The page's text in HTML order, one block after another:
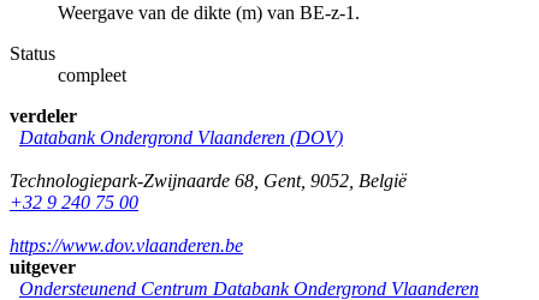
Weergave van de dikte (m) van BE-z-1.
Status
compleet
verdeler
Databank Ondergrond Vlaanderen (DOV)
Technologiepark-Zwijnaarde 68 Gent, 9052 België
+32 9 240 75 00
https://www.dov.vlaanderen.be
uitgever
Ondersteunend Centrum Databank Ondergrond Vlaanderen